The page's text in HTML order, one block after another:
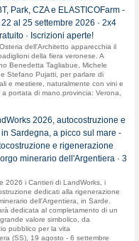
Park, CZA e ELASTICOFarm -
al 25 settembre 2026 · 2x4
· Iscrizioni aperte!
dell'Architetto apparecchia il
della fiera veronese. A
Benedetta Tagliabue, Michele
Stefano Pujatti, per parlare di
e mestiere, naturalmente con vini e
portata di mano.provincia: Verona,
2026, autocostruzione e
Sardegna, a picco sul mare -
e rigenerazione
minerario dell'Argentiera · 3
2026 i Cantieri di LandWorks, i
dedicati alla rigenerazione
dell'Argentiera, in Sarde.
dedicata al completamento di un
valore simbolico, da
pubblico per la vita
(SS), 19 agosto - 6 settembre